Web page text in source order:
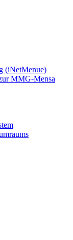
(iNetMenue)
MMG-Mensa